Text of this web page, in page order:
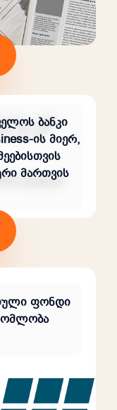
ბანკი
ის მიერ,
მართვის
ფონდი